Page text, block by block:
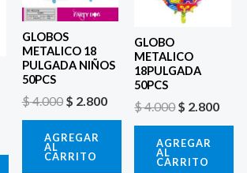
$ 2.800.
GLOBOS
METALICO 18
PULGADA NIÑOS
50PCS
$4.000
era:
$ 4.000.
$ 2.800
AGREGAR
AL
CARRITO
GLOBO
METALICO
18PULGADA
50PCS
$4.000
era:
$ 2.800
AGREGAR
AL
CARRITO